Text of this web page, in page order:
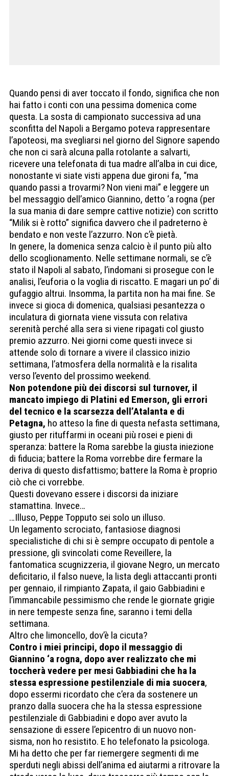
Quando pensi di aver toccato il fondo, significa che non
hai fatto i conti con una pessima domenica come
questa. La sosta di campionato successiva ad una
sconfitta del Napoli a Bergamo poteva rappresentare
l’apoteosi, ma svegliarsi nel giorno del Signore sapendo
che non ci sarà alcuna palla rotolante a salvarti,
ricevere una telefonata di tua madre all’alba in cui dice,
nonostante vi siate visti appena due gironi fa, “ma
quando passi a trovarmi? Non vieni mai” e leggere un
bel messaggio dell’amico Giannino, detto ‘a rogna (per
la sua mania di dare sempre cattive notizie) con scritto
“Milik si è rotto” significa davvero che il padreterno è
bendato e non veste l’azzurro. Non c’è pietà.
In genere, la domenica senza calcio è il punto più alto
dello scoglionamento. Nelle settimane normali, se c’è
stato il Napoli al sabato, l’indomani si prosegue con le
analisi, l’euforia o la voglia di riscatto. E magari un po’ di
gufaggio altrui. Insomma, la partita non ha mai fine. Se
invece si gioca di domenica, qualsiasi pesantezza o
inculatura di giornata viene vissuta con relativa
serenità perché alla sera si viene ripagati col giusto
premio azzurro. Nei giorni come questi invece si
attende solo di tornare a vivere il classico inizio
settimana, l’atmosfera della normalità e la risalita
verso l’evento del prossimo weekend.
Non potendone più dei discorsi sul turnover, il
mancato impiego di Platini ed Emerson, gli errori
del tecnico e la scarsezza dell’Atalanta e di
Petagna, ho atteso la fine di questa nefasta settimana,
giusto per rituffarmi in oceani più rosei e pieni di
speranza: battere la Roma sarebbe la giusta iniezione
di fiducia; battere la Roma vorrebbe dire fermare la
deriva di questo disfattismo; battere la Roma è proprio
ciò che ci vorrebbe.
Questi dovevano essere i discorsi da iniziare
stamattina. Invece…
…Illuso, Peppe Topputo sei solo un illuso.
Un legamento scrociato, fantasiose diagnosi
specialistiche di chi si è sempre occupato di pentole a
pressione, gli svincolati come Reveillere, la
fantomatica scugnizzeria, il giovane Negro, un mercato
deficitario, il falso nueve, la lista degli attaccanti pronti
per gennaio, il rimpianto Zapata, il gaio Gabbiadini e
l’immancabile pessimismo che rende le giornate grigie
in nere tempeste senza fine, saranno i temi della
settimana.
Altro che limoncello, dov’è la cicuta?
Contro i miei principi, dopo il messaggio di
Giannino ‘a rogna, dopo aver realizzato che mi
toccherà vedere per mesi Gabbiadini che ha la
stessa espressione pestilenziale di mia suocera,
dopo essermi ricordato che c’era da sostenere un
pranzo dalla suocera che ha la stessa espressione
pestilenziale di Gabbiadini e dopo aver avuto la
sensazione di essere l’epicentro di un nuovo non-
sisma, non ho resistito. E ho telefonato la psicologa.
Mi ha detto che per far riemergere segmenti di me
sperduti negli abissi dell’anima ed aiutarmi a ritrovare la